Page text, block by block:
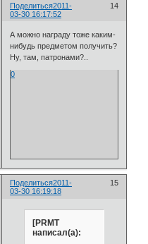
Поделиться 14
2011-
03-30 16:17:52
А можно награду тоже каким-
нибудь предметом получить?
Ну, там, патронами?..
0
Поделиться 15
2011-
03-30 16:19:18
[PRMT
написал(а):